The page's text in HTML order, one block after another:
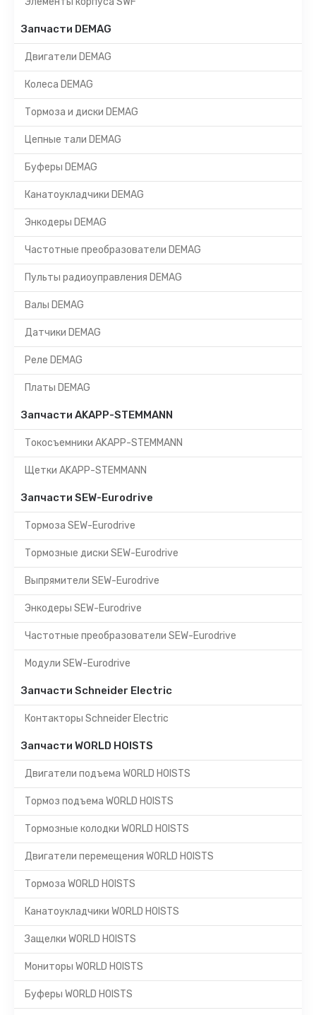
Запчасти DEMAG
Двигатели DEMAG
Колеса DEMAG
Тормоза и диски DEMAG
Цепные тали DEMAG
Буферы DEMAG
Канатоукладчики DEMAG
Энкодеры DEMAG
Частотные преобразователи DEMAG
Пульты радиоуправления DEMAG
Валы DEMAG
Датчики DEMAG
Реле DEMAG
Платы DEMAG
Запчасти AKAPP-STEMMANN
Токосъемники AKAPP-STEMMANN
Щетки AKAPP-STEMMANN
Запчасти SEW-Eurodrive
Тормоза SEW-Eurodrive
Тормозные диски SEW-Eurodrive
Выпрямители SEW-Eurodrive
Энкодеры SEW-Eurodrive
Частотные преобразователи SEW-Eurodrive
Модули SEW-Eurodrive
Запчасти Schneider Electric
Контакторы Schneider Electric
Запчасти WORLD HOISTS
Двигатели подъема WORLD HOISTS
Тормоз подъема WORLD HOISTS
Тормозные колодки WORLD HOISTS
Двигатели перемещения WORLD HOISTS
Тормоза WORLD HOISTS
Канатоукладчики WORLD HOISTS
Защелки WORLD HOISTS
Мониторы WORLD HOISTS
Буферы WORLD HOISTS